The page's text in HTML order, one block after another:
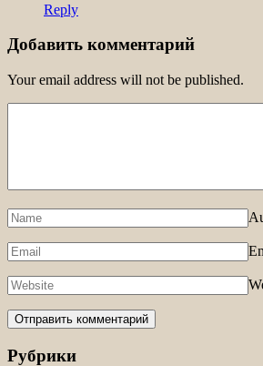
Reply
Добавить комментарий
Your email address will not be published.
Рубрики